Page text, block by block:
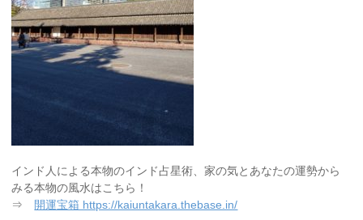
インド人による本物のインド占星術、家の気とあなたの運勢から
みる本物の風水はこちら！
⇒ 開運宝箱 https://kaiuntakara.thebase.in/